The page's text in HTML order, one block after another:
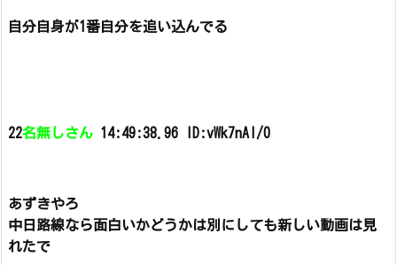
自分自身が1番自分を追い込んでる
22名無しさん 14:49:38.96 ID:vWk7nAl/0
あずきやろ
中日路線なら面白いかどうかは別にしても新しい動画は見
れたで